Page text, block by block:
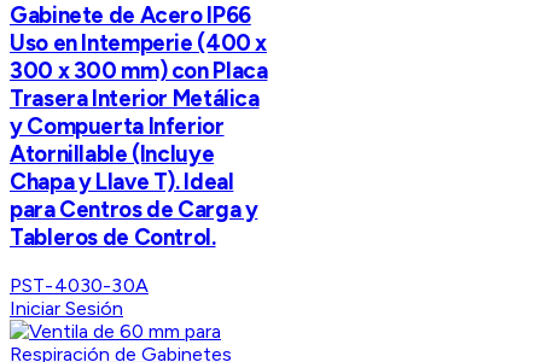
Gabinete de Acero IP66
Uso en Intemperie (400 x
300 x 300 mm) con Placa
Trasera Interior Metálica
y Compuerta Inferior
Atornillable (Incluye
Chapa y Llave T). Ideal
para Centros de Carga y
Tableros de Control.
PST-4030-30A
Iniciar Sesión